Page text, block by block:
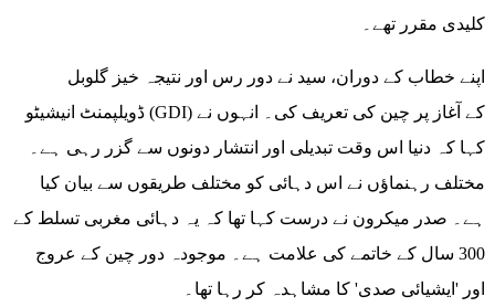
کلیدی مقرر تھے۔
اپنے خطاب کے دوران، سید نے دور رس اور نتیجہ خیز گلوبل
ڈویلپمنٹ انیشیٹو (GDI) کے آغاز پر چین کی تعریف کی۔ انہوں نے
کہا کہ دنیا اس وقت تبدیلی اور انتشار دونوں سے گزر رہی ہے۔
مختلف رہنماؤں نے اس دہائی کو مختلف طریقوں سے بیان کیا
ہے۔ صدر میکرون نے درست کہا تھا کہ یہ دہائی مغربی تسلط کے
300 سال کے خاتمے کی علامت ہے۔ موجودہ دور چین کے عروج
اور 'ایشیائی صدی' کا مشاہدہ کر رہا تھا۔